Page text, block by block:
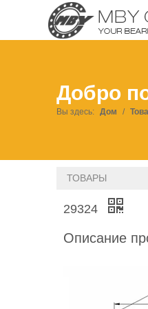
Добро
Вы здесь: Дом /
ТОВАРЫ
29324
Описание